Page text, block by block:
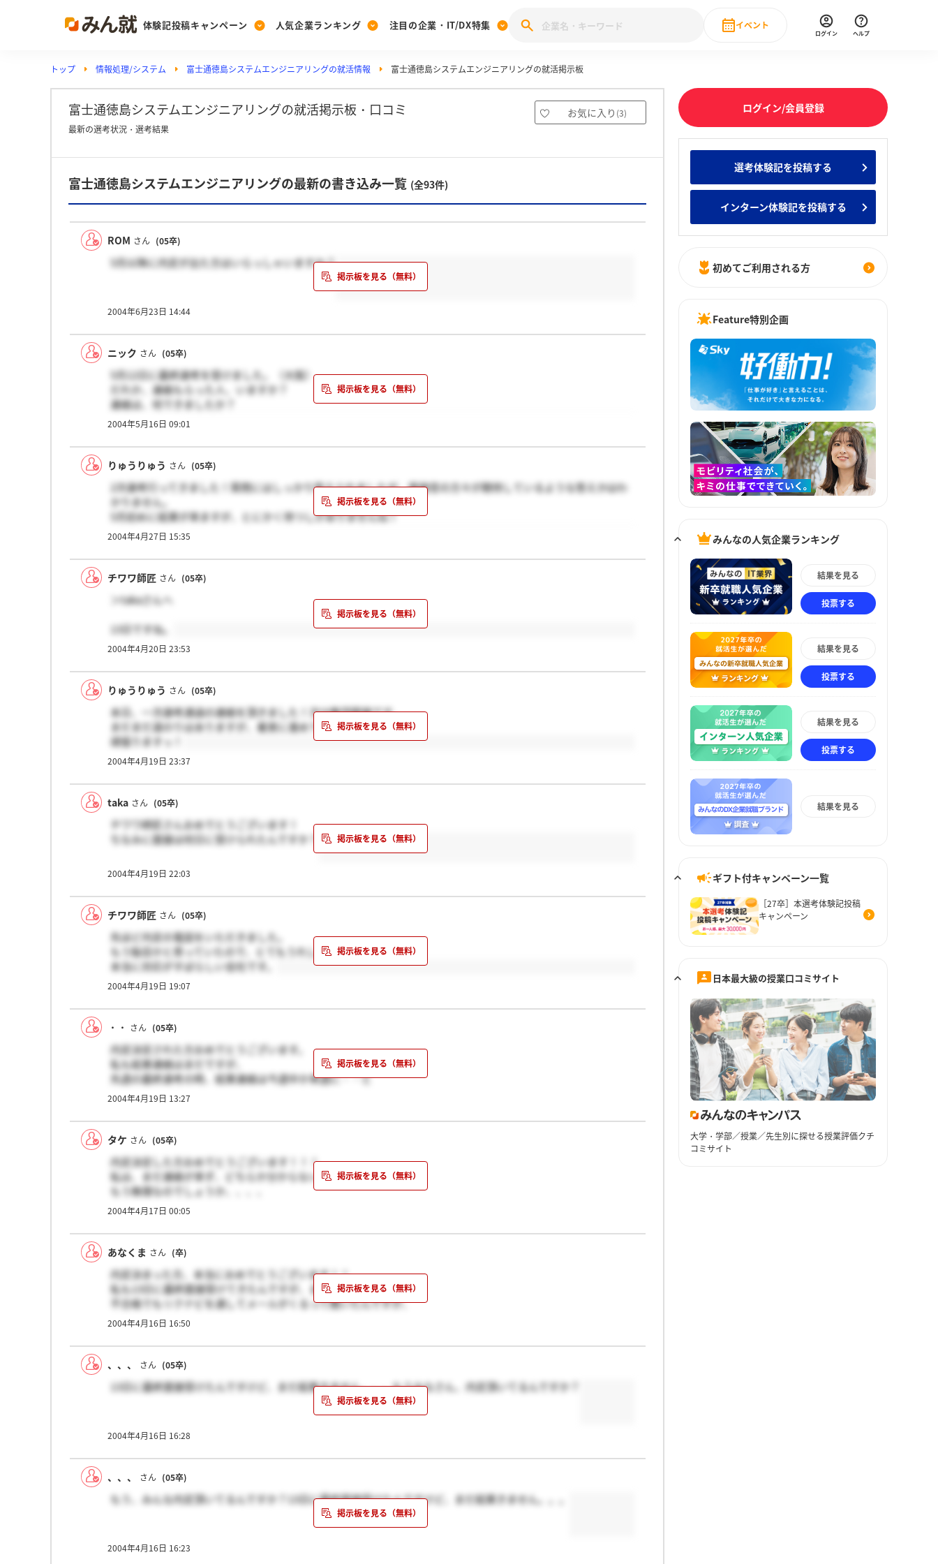
体験記投稿キャンペーン
Post
投稿する
[27卒] 本選考体験記投稿キャンペーン
人気企業ランキング
Ranking
ランキングを見る
みんなのDX企業就職ブランド調査
Vote
投票する
みんなの新卒就職人気企業ランキング みんなのインターン人気企業ランキ
注目の企業・IT/DX特集
PickUp
注目の企業特集
28卒 IT・DX現場社員インタビュー
動画で知ろう！業界・企業研究
イベント
直近のイベント一覧
ログイン ヘルプ
トップ 情報処理/システム 富士通徳島システムエンジニアリングの就活情報 富士通徳島システムエンジニアリングの就活掲示板
富士通徳島システムエンジニアリングの就活掲示板・口コミ お気に入り (3)
最新の選考状況・選考結果
富士通徳島システムエンジニアリングの最新の書き込み一覧 (全93件)
ROM さん (05卒)
5月以降に内定が出た方はいらっしゃいますか？
2004年6月23日 14:44
ニック さん (05卒)
5月12日に最終選考を受けました。（大阪）
だれか、連絡もらった人、いますか？
連絡は、何できましたか？
電話？E-mail？
2004年5月16日 09:01
りゅうりゅう さん (05卒)
2次選考行ってきました！質問にはしっかり答えられましたが、面接官の方々が期待しているような答えかはわ
かりません。
5月初めに結果が来ますが、とにかく待つしかありませんね！
通過していることを祈りつつ待ちます☆…
2004年4月27日 15:35
チワワ師匠 さん (05卒)
＞takaさんへ
13日ですね。
2004年4月20日 23:53
りゅうりゅう さん (05卒)
本日、一次選考通過の連絡を頂きました！次は集団面接です。
まだまだ道のりはありますが、着実に進めていきたいと思います。
頑張りますっ！
2004年4月19日 23:37
taka さん (05卒)
チワワ師匠さんおめでとうございます！
ちなみに面接は何日に受けられたんですか？
2004年4月19日 22:03
チワワ師匠 さん (05卒)
先ほど内定の電話をいただきました。
もう駄目かと思っていたので、とてもうれしいです。
本当に対応がすばらしい会社です。
2004年4月19日 19:07
・・ さん (05卒)
内定決定された方おめでとうございます。
私も結果連絡はまだですが、
先週の最終選考の時、結果連絡は今週中か来週に・・と
おっしゃっていたので、もう少し待ってみます。
そんなにむげな扱いはされないと信じています。
2004年4月19日 13:27
タケ さん (05卒)
内定決定した方おめでとうございます！！！
私は、まだ連絡が来ず、どちらか分からない状態です。。。
もう無理なのでしょうか、、、、
かなりショックです。。。。
2004年4月17日 00:05
あなくま さん (卒)
内定決まった方、本当におめでとうございます！！
私も13日に最終面接受けてきたんですが、まだ連絡がありません。
不合格でもリクナビを通してメールがくるって聞いたんですが、
まだきてません。内定はもう無理なのかな。。。
でも、まだまだ頑張らないといけないですね(^^ヾ
内定した方、がんばってくださいね！！
2004年4月16日 16:50
、、、 さん (05卒)
13日に最終面接受けたんですけど、まだ結果きません。。。もうみなさん、内定頂いてるんですか？
2004年4月16日 16:28
、、、 さん (05卒)
もう、みんな内定頂いてるんですか？13日に最終面接受けたんですけど、まだ結果きません。。。
2004年4月16日 16:23
ログイン/会員登録
選考体験記を投稿する
インターン体験記を投稿する
初めてご利用される方
Feature特別企画
みんなの人気企業ランキング
結果を見る
投票する
結果を見る
投票する
結果を見る
投票する
結果を見る
ギフト付キャンペーン一覧
［27卒］本選考体験記投稿
キャンペーン
日本最大級の授業口コミサイト
大学・学部／授業／先生別に探せる授業評価クチ
コミサイト